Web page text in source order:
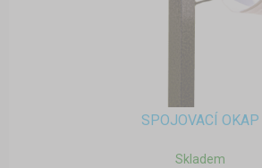
SPOJOVACÍ OKAP
Skladem